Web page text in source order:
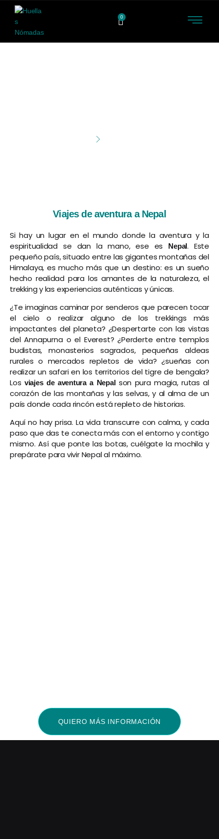
0
Viajes de aventura a Nepal
Si hay un lugar en el mundo donde la aventura y la
espiritualidad se dan la mano, ese es
Nepal. Este
pequeño país, situado entre las gigantes montañas del
Himalaya, es mucho más que un destino: es un sueño
hecho realidad para los amantes de la naturaleza, el
trekking y las experiencias auténticas y únicas.
¿Te imaginas caminar por senderos que parecen tocar
el cielo o realizar alguno de los trekkings más
impactantes del planeta? ¿Despertarte con las vistas
del Annapurna o el Everest? ¿Perderte entre templos
budistas, monasterios sagrados, pequeñas aldeas
rurales o mercados repletos de vida? ¿sueñas con
realizar un safari en los territorios del tigre de bengala?
Los viajes de aventura a Nepalson pura magia, rutas al
corazón de las montañas y las selvas, y al alma de un
país donde cada rincón está repleto de historias.
Aquí no hay prisa. La vida transcurre con calma, y cada
paso que das te conecta más con el entorno y contigo
mismo. Así que ponte las botas, cuélgate la mochila y
prepárate para vivir Nepal al máximo.
QUIERO MÁS INFORMACIÓN